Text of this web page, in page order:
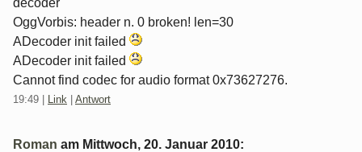
OggVorbis: header n. 0 broken! len=30
ADecoder init failed
ADecoder init failed
Cannot find codec for audio format 0x73627276.
19:49 | Link | Antwort
Roman am Mittwoch, 20. Januar 2010: